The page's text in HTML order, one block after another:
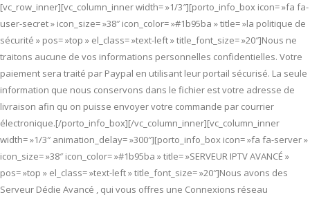
[vc_row_inner][vc_column_inner width= »1/3″][porto_info_box icon= »fa fa-
user-secret » icon_size= »38″ icon_color= »#1b95ba » title= »la politique de
sécurité » pos= »top » el_class= »text-left » title_font_size= »20″]Nous ne
traitons aucune de vos informations personnelles confidentielles. Votre
paiement sera traité par Paypal en utilisant leur portail sécurisé. La seule
information que nous conservons dans le fichier est votre adresse de
livraison afin qu on puisse envoyer votre commande par courrier
électronique.[/porto_info_box][/vc_column_inner][vc_column_inner
width= »1/3″ animation_delay= »300″][porto_info_box icon= »fa fa-server »
icon_size= »38″ icon_color= »#1b95ba » title= »SERVEUR IPTV AVANCÉ »
pos= »top » el_class= »text-left » title_font_size= »20″]Nous avons des
Serveur Dédie Avancé , qui vous offres une Connexions réseau